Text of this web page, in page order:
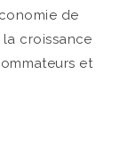
de
la croissance
et